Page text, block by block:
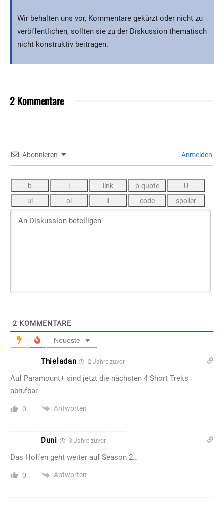
Wir behalten uns vor, Kommentare gekürzt oder nicht zu
veröffentlichen, sollten sie zu der Diskussion thematisch
nicht konstruktiv beitragen.
2 Kommentare
Abonnieren Anmelden
2 KOMMENTARE
Neueste
Thieladan 2 Jahre zuvor
Auf Paramount+ sind jetzt die nächsten 4 Short Treks
abrufbar
0 Antworten
Duni 3 Jahre zuvor
Das Hoffen geht weiter auf Season 2…
0 Antworten